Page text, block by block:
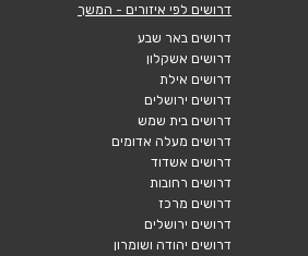
דרושים לפי איזורים - המשך
דרושים באר שבע
דרושים אשקלון
דרושים אילת
דרושים ירושלים
דרושים בית שמש
דרושים מעלה אדומים
דרושים אשדוד
דרושים רחובות
דרושים מרכז
דרושים ירושלים
דרושים יהודה ושומרון